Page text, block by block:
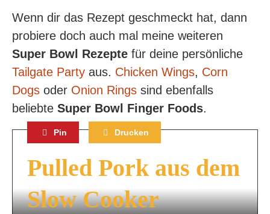
Wenn dir das Rezept geschmeckt hat, dann
probiere doch auch mal meine weiteren
Super Bowl Rezepte für deine persönliche
Tailgate Party aus. Chicken Wings, Corn
Dogs oder Onion Rings sind ebenfalls
beliebte Super Bowl Finger Foods.
Pin Drucken
Pulled Pork aus dem
Slow Cooker